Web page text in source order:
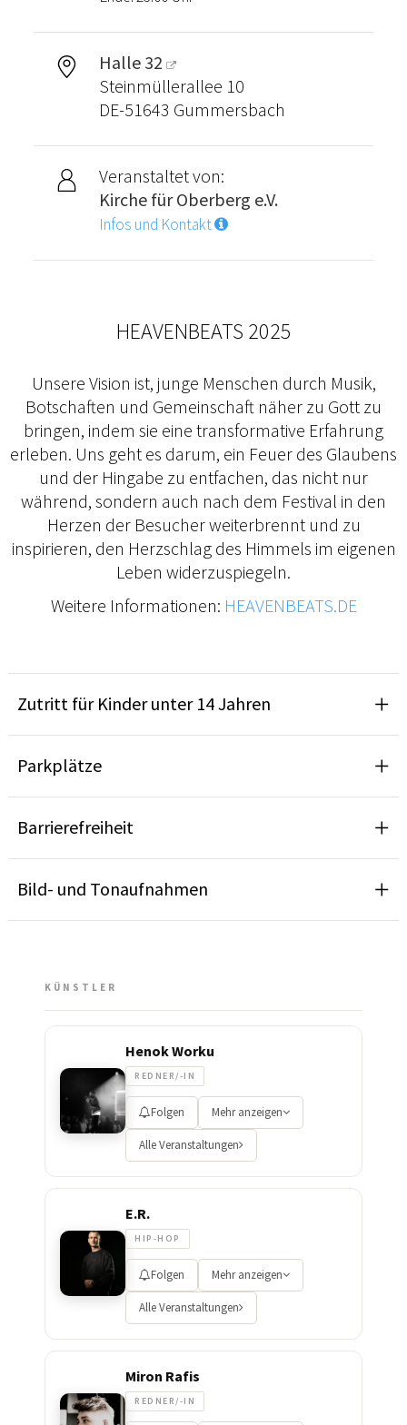
Halle 32
Steinmüllerallee 10
DE-51643 Gummersbach
Veranstaltet von:
Kirche für Oberberg e.V.
Infos und Kontakt
HEAVENBEATS 2025
Unsere Vision ist, junge Menschen durch Musik,
Botschaften und Gemeinschaft näher zu Gott zu
bringen, indem sie eine transformative Erfahrung
erleben. Uns geht es darum, ein Feuer des Glaubens
und der Hingabe zu entfachen, das nicht nur
während, sondern auch nach dem Festival in den
Herzen der Besucher weiterbrennt und zu
inspirieren, den Herzschlag des Himmels im eigenen
Leben widerzuspiegeln.
Weitere Informationen: HEAVENBEATS.DE
Zutritt für Kinder unter 14 Jahren
Parkplätze
Barrierefreiheit
Bild- und Tonaufnahmen
KÜNSTLER
Henok Worku
REDNER/-IN
Folgen Mehr anzeigen
Alle Veranstaltungen
E.R.
HIP-HOP
Folgen Mehr anzeigen
Alle Veranstaltungen
Miron Rafis
REDNER/-IN